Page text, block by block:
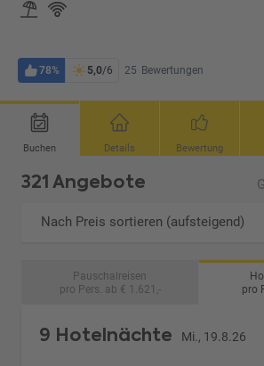
78% 5,0/6 25 Bewertungen
Buchen Details Bewertung
321 Angebote
Nach Preis sortieren (aufsteigend)
Pauschalreisen
pro Pers. ab € 1.621,-
pro
9 Hotelnächte Mi., 19.8.26